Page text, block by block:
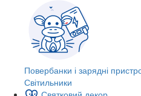
Повербанки і зарядні
Світильники